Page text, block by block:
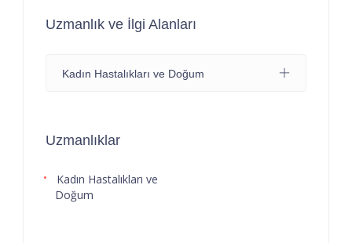
Uzmanlık ve İlgi Alanları
Kadın Hastalıkları ve Doğum
Uzmanlıklar
Kadın Hastalıkları ve
Doğum